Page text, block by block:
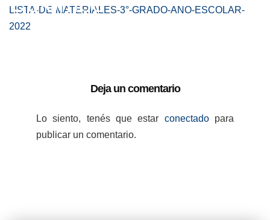
LISTA-DE-MATERIALES-3°-GRADO-ANO-ESCOLAR-
2022
Deja un comentario
Lo siento, tenés que estar conectadopara
publicar un comentario.